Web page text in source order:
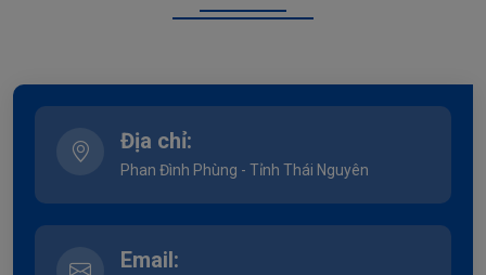
Địa chỉ:
Phan Đình Phùng - Tỉnh Thái Nguyên
Email: